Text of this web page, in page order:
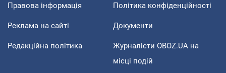
Правова інформація Політика конфіденційності
Реклама на сайті Документи
Редакційна політика
Журналісти OBOZ.UA на
місці подій